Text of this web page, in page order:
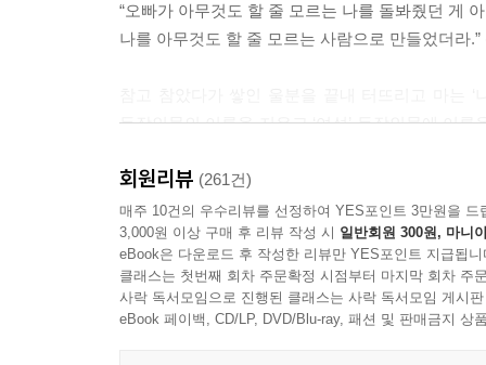
부디 온 힘을 다해 도망치시기를.
- 구병모「하르피아이와 축제의 밤」」중에서
---「 김성중「화성의 아이」」중에서
“오빠가 아무것도 할 줄 모르는 나를 돌봐줬던 게
나를 아무것도 할 줄 모르는 사람으로 만들었더라
등장인물의 이름을 지우고 ‘여성’ 등장인물에 이
「당신의 평화」(최은영)와 「경년更年」(김이설)
「당신의 평화」는 “언제나 제일 먼저 불려 다니
받은 오랜 집착과 애증 어린 마음의 앙금을 들여
남편에게 최선을 다하며 살아온 엄마 ‘정순’의
마주하게 된다. 「경년更年」에서 또래 여자아이
좋아하는 열두 살 철없는 ‘딸아이’를 둔 엄마 ‘나’
회원리뷰 (261건)
매주 10건의 우수리뷰를 선정하여 YES포인트 3만원을 드
3,000원 이상 구매 후 리뷰 작성 시 일반회원 300원, 마니
eBook은 다운로드 후 작성한 리뷰만 YES포인트 지급됩니
클래스는 첫번째 회차 주문확정 시점부터 마지막 회차 주
사락 독서모임으로 진행된 클래스는 사락 독서모임 게시
eBook 페이백, CD/LP, DVD/Blu-ray, 패션 및 판매금지 상